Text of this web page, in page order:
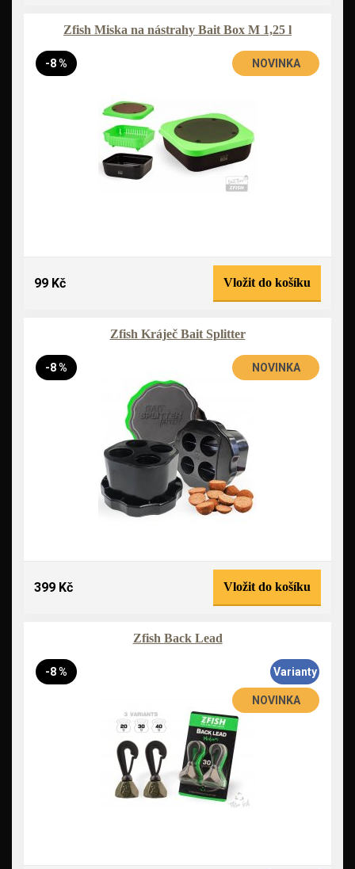
Zfish Miska na nástrahy Bait Box M 1,25 l
-8 % NOVINKA
99 Kč Vložit do košíku
Zfish Kráječ Bait Splitter
-8 % NOVINKA
399 Kč Vložit do košíku
Zfish Back Lead
-8 %
NOVINKA
Varianty